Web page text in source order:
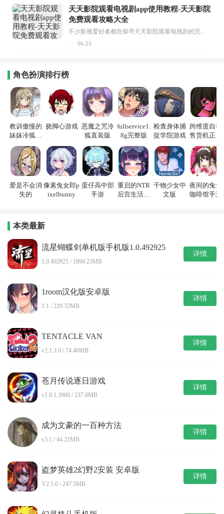
天天影院观看电视剧app使用教程-天天影院
免费观看攻略大全
不少影视爱好者都在探寻天天影院观看电视剧的完整方法，结合最新平台使用规则，本篇新手入门攻略全面讲解观看渠道、检索流程、播放设置以及画面模式调整等实用内容。全文适配手机、电脑等主流设备，步骤简洁易懂，无论是初次使用的新手，还是想要优化观影体验的用户，都能参照内容快速上手，熟练掌握平台各项操作技巧，轻松畅享影视内容。...
06-23
角色扮演排行榜
教训傲慢的
妹妹冷狐游
挠脚心游戏 恶魔之咒冷
狐直装版
fullservice1.
8g完整版
检查身体捕
捉学院游戏
跨维度自动
售货机正式
爱是不会消
失的
像素兔女郎p
ixelbunny
蛋仔高中部
手游
重启的NTR
后宫生活游
干物少女中
文版
夜间的兔兔
咖啡馆手游
本类最新
流星蝴蝶剑单机版手机版1.0.492925
1.0.492925 / 1894.23MB
详情
1room汉化版安卓版
1.1 / 229.32MB
详情
TENTACLE VAN
v2.1.3.0 / 74.40MB
详情
苍月传说逐日游戏
v1.0.1.3900 / 237.0MB
详情
成为文豪的一百种方法
v3.1 / 44.21MB
详情
盗梦英雄2幻野2安装 安卓版
V2.5.0 / 247.5MB
详情